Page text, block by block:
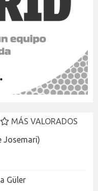
MÁS VALORADOS
Josemari)
Güler